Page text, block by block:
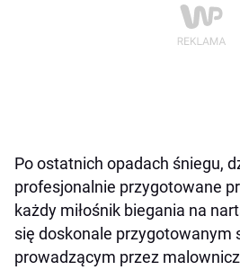
Po ostatnich opadach śniegu,
profesjonalnie przygotowane
każdy miłośnik biegania na
się doskonale przygotowanym
prowadzącym przez